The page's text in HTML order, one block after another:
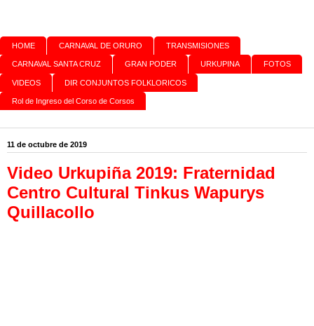
HOME CARNAVAL DE ORURO TRANSMISIONES
CARNAVAL SANTA CRUZ GRAN PODER URKUPINA FOTOS
VIDEOS DIR CONJUNTOS FOLKLORICOS
Rol de Ingreso del Corso de Corsos
11 de octubre de 2019
Video Urkupiña 2019: Fraternidad
Centro Cultural Tinkus Wapurys
Quillacollo